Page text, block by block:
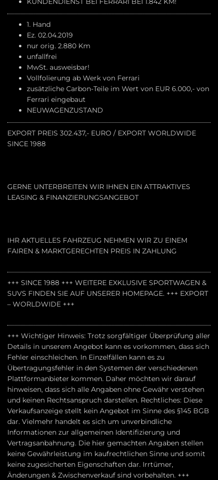
1. Hand
Ez. 02.04.2019
nur orig. 2.880 Km
unfallfrei
MwSt. ausweisbar!
Vollfolierung ab Werk von Ferrari
zusätzliche Carbon-Teile im Wert von EUR 6.000,- von
Ferrari eingebaut
NEUWAGENZUSTAND
EXPORT PREIS 302.437,- EURO / EXPORT WORLDWIDE
SINCE 1988
GERNE UNTERBREITEN WIR IHNEN EIN ATTRAKTIVES
LEASING & FINANZIERUNGSANGEBOT
IHR AKTUELLES FAHRZEUG NEHMEN WIR ZU EINEM
FAIREN & MARKTGERECHTEN PREIS IN ZAHLUNG
+++ SINCE 1988 +++ WEITERE EXKLUSIVE SPORTWAGEN &
SUVS FINDEN SIE AUF UNSERER HOMEPAGE. +++ EXPORT
– WORLDWIDE +++
+++ Wichtiger Hinweis: Trotz sorgfältiger Überprüfung aller
Details in unserem Angebot kann es vorkommen, dass sich
Fehler einschleichen. In Einzelfällen kann es zu
Übertragungsfehler in den Systemen der verschiedenen
Plattformanbieter kommen. Daher möchten wir darauf
hinweisen, dass sich alle Angaben ohne Gewähr verstehen
und keinen Rechtsanspruch darstellen. Rechtliches: Diese
Verkaufsanzeige stellt kein Angebot im Sinne des §145 BGB
dar. Vielmehr handelt es sich um unverbindliche
Informationen zur allgemeinen Identifizierung und
Vertragsanbahnung. Die hier gemachten Angaben stellen
keine Gewährleistung im kaufrechtlichen Sinne und somit
keine zugesicherten Eigenschaften dar. Irrtümer,
Änderungen & Zwischenverkauf sind vorbehalten. +++